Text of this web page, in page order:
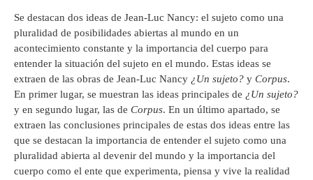
Se destacan dos ideas de Jean-Luc Nancy: el sujeto como una
pluralidad de posibilidades abiertas al mundo en un
acontecimiento constante y la importancia del cuerpo para
entender la situación del sujeto en el mundo. Estas ideas se
extraen de las obras de Jean-Luc Nancy ¿Un sujeto? y Corpus.
En primer lugar, se muestran las ideas principales de ¿Un sujeto?
y en segundo lugar, las de Corpus. En un último apartado, se
extraen las conclusiones principales de estas dos ideas entre las
que se destacan la importancia de entender el sujeto como una
pluralidad abierta al devenir del mundo y la importancia del
cuerpo como el ente que experimenta, piensa y vive la realidad